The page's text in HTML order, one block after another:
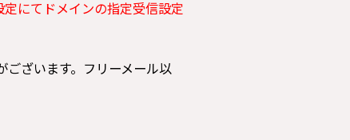
にてドメインの指定受信設定
ざいます。フリーメール以